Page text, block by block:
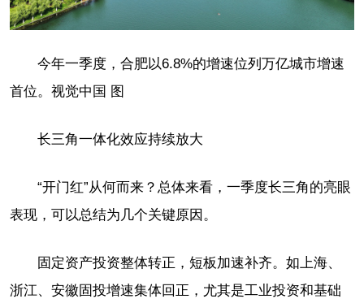
今年一季度，合肥以6.8%的增速位列万亿城市增速
首位。视觉中国 图
长三角一体化效应持续放大
“开门红”从何而来？总体来看，一季度长三角的亮眼
表现，可以总结为几个关键原因。
固定资产投资整体转正，短板加速补齐。如上海、
浙江、安徽固投增速集体回正，尤其是工业投资和基础